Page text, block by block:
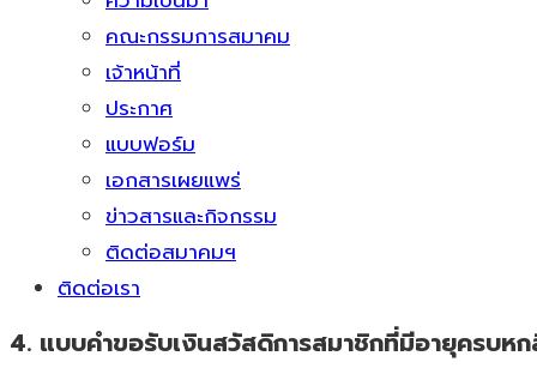
คณะกรรมการสมาคม
เจ้าหน้าที่
ประกาศ
แบบฟอร์ม
เอกสารเผยแพร่
ข่าวสารและกิจกรรม
ติดต่อสมาคมฯ
ติดต่อเรา
4. แบบคำขอรับเงินสวัสดิการสมาชิกที่มีอายุครบห